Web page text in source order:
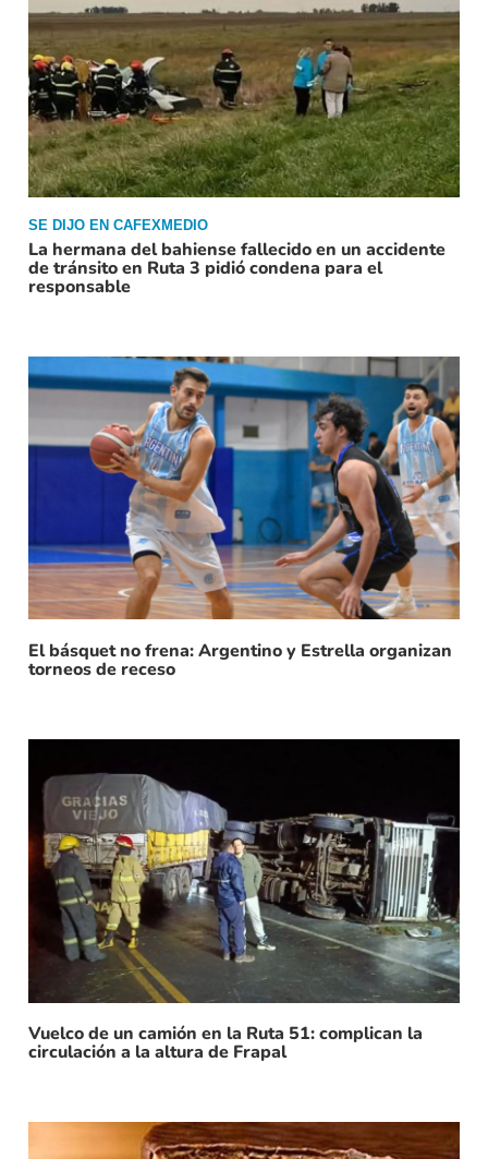
SE DIJO EN CAFEXMEDIO
La hermana del bahiense fallecido en un accidente
de tránsito en Ruta 3 pidió condena para el
responsable
El básquet no frena: Argentino y Estrella organizan
torneos de receso
Vuelco de un camión en la Ruta 51: complican la
circulación a la altura de Frapal